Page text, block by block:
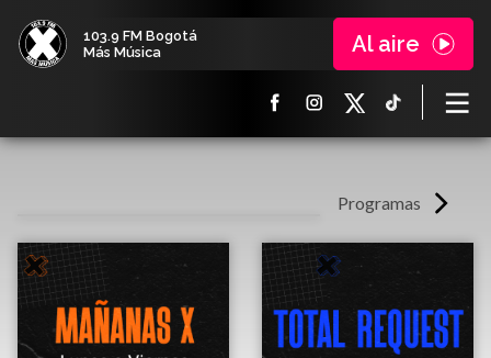
103.9 FM Bogotá
Más Música
Al aire
Programas